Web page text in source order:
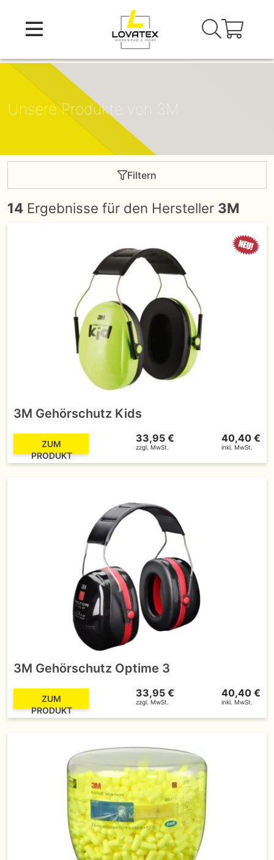
content
Unsere Produkte von 3M
Filtern
14 Ergebnisse für den Hersteller 3M
3M Gehörschutz Kids
ZUM
PRODUKT
33,95 €
zzgl. MwSt.
40,40 €
inkl. MwSt.
3M Gehörschutz Optime 3
ZUM
PRODUKT
33,95 €
zzgl. MwSt.
40,40 €
inkl. MwSt.